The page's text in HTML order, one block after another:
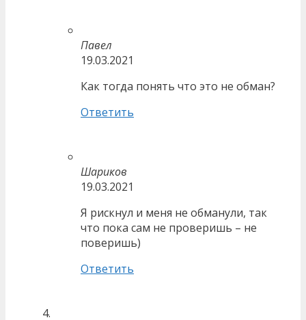
Павел
19.03.2021
Как тогда понять что это не обман?
Ответить
Шариков
19.03.2021
Я рискнул и меня не обманули, так
что пока сам не проверишь – не
поверишь)
Ответить